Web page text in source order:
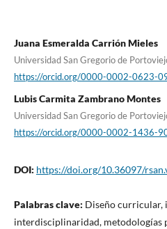
Juana Esmeralda Carrión Mieles
Universidad San Gregorio de
https://orcid.org/0000-0002-0623-
Lubis Carmita Zambrano Montes
Universidad San Gregorio de
https://orcid.org/0000-0002-1436-
DOI: https://doi.org/10.36097/
Palabras clave: Diseño curricular,
interdisciplinaridad, metodologías